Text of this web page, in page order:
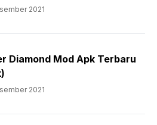
2021
Diamond Mod Apk Terbaru
2021